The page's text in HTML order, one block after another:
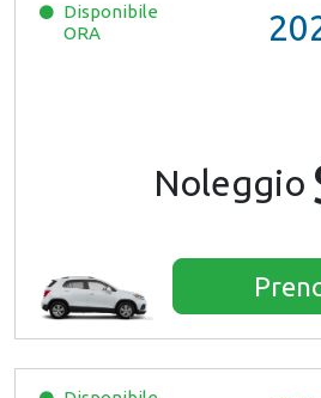
Disponibile
ORA
Noleggio